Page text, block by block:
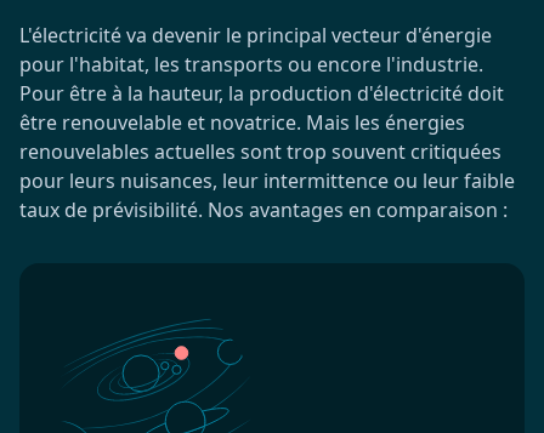
L'électricité va devenir le principal vecteur d'énergie
pour l'habitat, les transports ou encore l'industrie.
Pour être à la hauteur, la production d'électricité doit
être renouvelable et novatrice. Mais les énergies
renouvelables actuelles sont trop souvent critiquées
pour leurs nuisances, leur intermittence ou leur faible
taux de prévisibilité. Nos avantages en comparaison :